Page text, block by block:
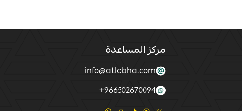
مركز المساعدة
info@atlobha.com
966502670094
+